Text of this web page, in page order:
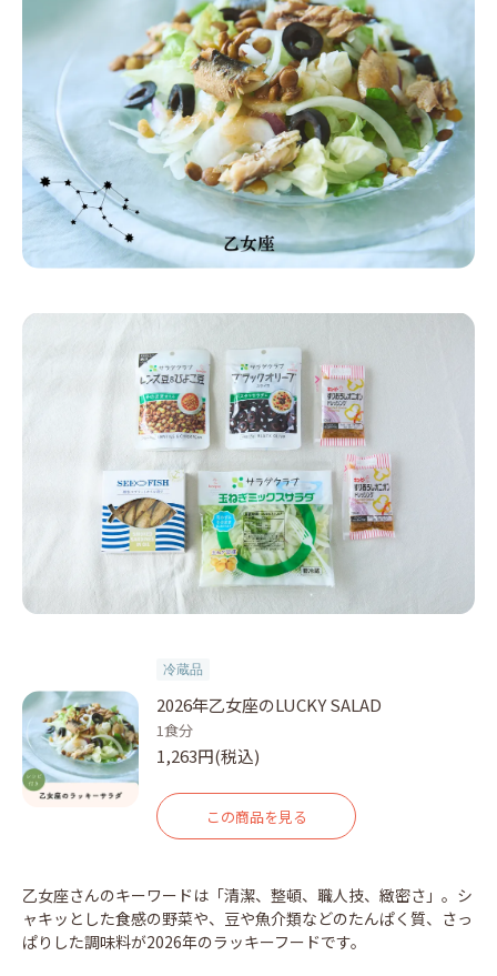
冷蔵品
2026年乙女座のLUCKY SALAD
1食分
1,263円(税込)
この商品を見る
乙女座さんのキーワードは「清潔、整頓、職人技、緻密さ」。シ
ャキッとした食感の野菜や、豆や魚介類などのたんぱく質、さっ
ぱりした調味料が2026年のラッキーフードです。